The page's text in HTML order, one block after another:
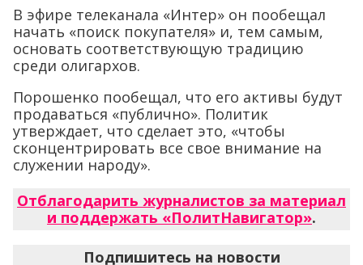
В эфире телеканала «Интер» он пообещал
начать «поиск покупателя» и, тем самым,
основать соответствующую традицию
среди олигархов.
Порошенко пообещал, что его активы будут
продаваться «публично». Политик
утверждает, что сделает это, «чтобы
сконцентрировать все свое внимание на
служении народу».
Отблагодарить журналистов за материал
и поддержать «ПолитНавигатор».
Подпишитесь на новости